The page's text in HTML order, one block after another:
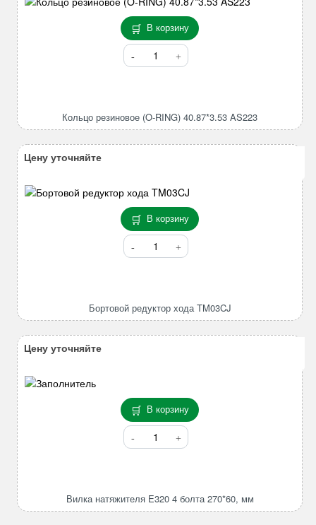
В корзину
Количество
товара
RING)
Кольцо резиновое (O-RING) 40.87*3.53 AS223
В корзину
Количество
товара
TM03CJ
Бортовой редуктор хода TM03CJ
Цену уточняйте
В корзину
Количество
товара
4
Вилка натяжителя E320 4 болта 270*60, мм
Цену уточняйте